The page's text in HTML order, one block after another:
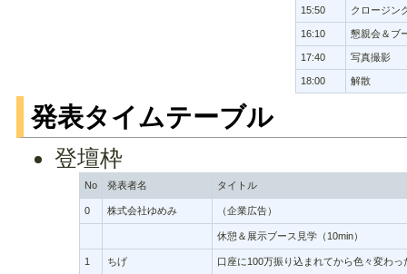
15:50 クロージン
16:10 懇親会＆ブ
17:40 写真撮影
18:00 解散
発表タイムテーブル
登壇枠
No 発表者名 タイトル
0 株式会社ゆめみ （企業広告）
休憩＆展示ブース見学（10min）
1 ちげ 口座に100万振り込まれてから色々変わっ